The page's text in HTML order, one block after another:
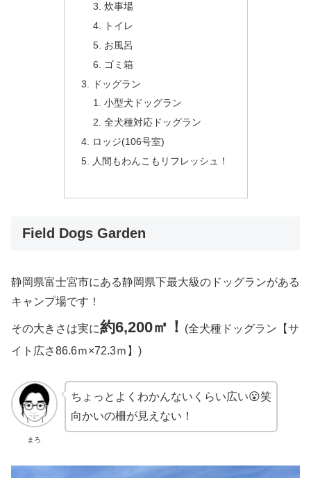
炊事場
トイレ
お風呂
ゴミ箱
ドッグラン
小型犬ドッグラン
全犬種対応ドッグラン
ロッジ(106号室)
人間もわんこもリフレッシュ！
Field Dogs Garden
静岡県富士宮市にある静岡県下最大級のドッグランがある
キャンプ場です！
その大きさは実に約6,200㎡ ！ (全犬種ドッグラン【サ
イト広さ86.6ｍ×72.3ｍ】)
まろ
ちょっとよくわかんないくらい広い😮笑
向かいの柵が見えない！